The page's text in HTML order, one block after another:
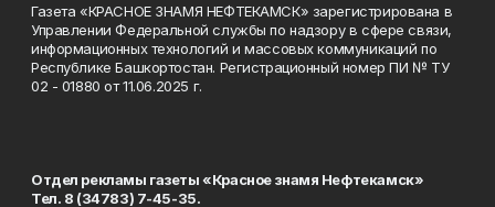
Газета «КРАСНОЕ ЗНАМЯ НЕФТЕКАМСК» зарегистрирована в
Управлении Федеральной службы по надзору в сфере связи,
информационных технологий и массовых коммуникаций по
Республике Башкортостан. Регистрационный номер ПИ № ТУ
02 - 01880 от 11.06.2025 г.
Отдел рекламы газеты «Красное знамя Нефтекамск»
Тел. 8 (34783) 7-45-35.